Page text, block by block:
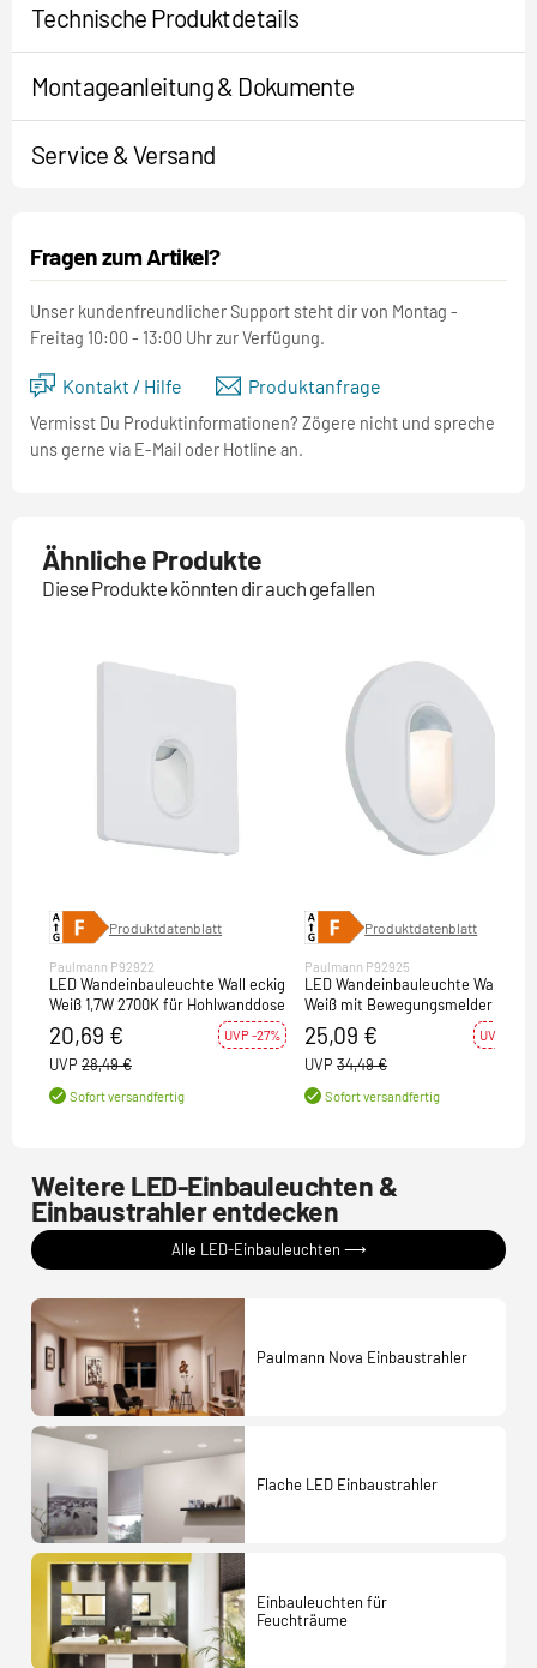
Technische Produktdetails
Montageanleitung & Dokumente
Service & Versand
Fragen zum Artikel?
Unser kundenfreundlicher Support steht dir von Montag -
Freitag 10:00 - 13:00 Uhr zur Verfügung.
Kontakt / Hilfe Produktanfrage
Vermisst Du Produktinformationen? Zögere nicht und spreche
uns gerne via E-Mail oder Hotline an.
Ähnliche Produkte
Diese Produkte könnten dir auch gefallen
Produktdatenblatt
Paulmann P92922
LED Wandeinbauleuchte Wall eckig
Weiß 1,7W 2700K für Hohlwanddose
20,69 € UVP -27%
UVP 28,49 €
Sofort versandfertig
Produktdatenblatt
Paulmann P92925
LED Wandeinbauleuchte Wall rund
Weiß mit Bewegungsmelder 2,7W
2700K
25,09 € UVP -27%
UVP 34,49 €
Sofort versandfertig
Weitere LED-Einbauleuchten &
Einbaustrahler entdecken
Alle LED-Einbauleuchten ⟶
Paulmann Nova Einbaustrahler
Flache LED Einbaustrahler
Einbauleuchten für
Feuchträume